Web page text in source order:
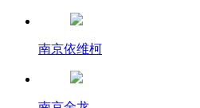
南京依维柯